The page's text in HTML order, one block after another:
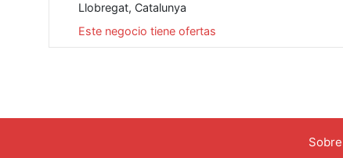
Llobregat, Catalunya
Este negocio tiene ofertas